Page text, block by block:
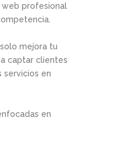
web profesional
mejora tu
captar clientes
servicios en
en